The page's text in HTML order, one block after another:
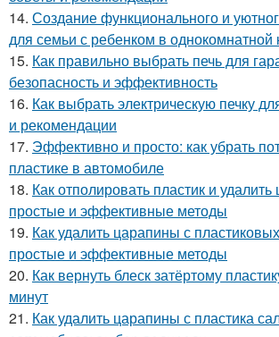
14. Создание функционального и
для семьи с ребенком в однокомнатной
15. Как правильно выбрать печь для
безопасность и эффективность
16. Как выбрать электрическую печку
и рекомендации
17. Эффективно и просто: как убрать
пластике в автомобиле
18. Как отполировать пластик и
простые и эффективные методы
19. Как удалить царапины с
простые и эффективные методы
20. Как вернуть блеск затёртому
минут
21. Как удалить царапины с пластика